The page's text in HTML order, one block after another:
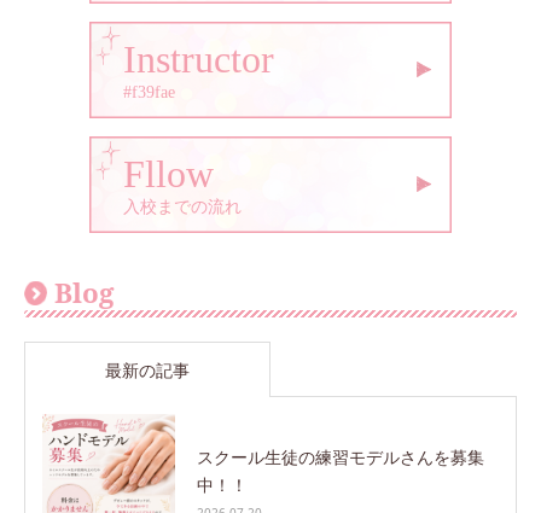
Instructor
#f39fae
Fllow
入校までの流れ
Blog
最新の記事
スクール生徒の練習モデルさんを募集
中！！